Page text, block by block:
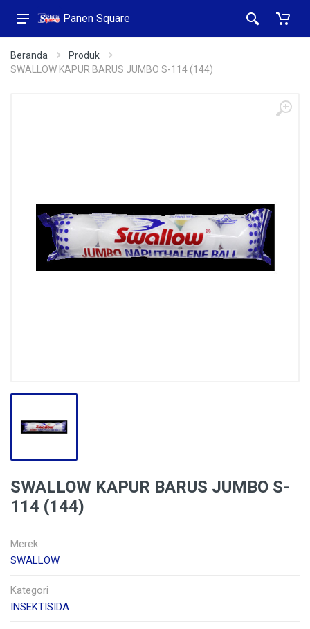
Panen Square
Beranda
Produk
SWALLOW KAPUR BARUS JUMBO S-114 (144)
SWALLOW KAPUR BARUS JUMBO S-
114 (144)
Merek
SWALLOW
Kategori
INSEKTISIDA